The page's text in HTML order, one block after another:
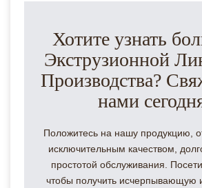
Хотите узнать
Экструзионной
Производства?
нами
Положитесь на нашу продукцию,
исключительным качеством,
простотой обслуживания.
чтобы получить исчерпывающую